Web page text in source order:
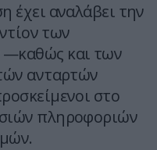
έχει αναλάβει την
των
—καθώς και των
ανταρτών
στο
πληροφοριών